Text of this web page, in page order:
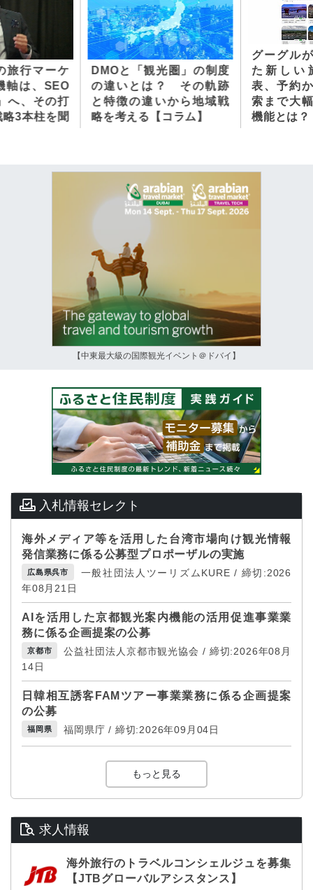
旅行マーケ
軸は、SEO
へ、その打
3本柱を聞
DMOと「観光圏」の制度
の違いとは？ その軌跡
と特徴の違いから地域戦
略を考える【コラム】
グーグル
た新しい
表、予約
索まで大
機能とは？
【中東最大級の国際観光イベント＠ドバイ】
入札情報セレクト
海外メディア等を活用した台湾市場向け観光情報
発信業務に係る公募型プロポーザルの実施
広島県呉市
一般社団法人ツーリズムKURE / 締切:2026
年08月21日
AIを活用した京都観光案内機能の活用促進事業業
務に係る企画提案の公募
京都市
公益社団法人京都市観光協会 / 締切:2026年08月
14日
日韓相互誘客FAMツアー事業業務に係る企画提案
の公募
福岡県 福岡県庁 / 締切:2026年09月04日
もっと見る
求人情報
海外旅行のトラベルコンシェルジュを募集
【JTBグローバルアシスタンス】